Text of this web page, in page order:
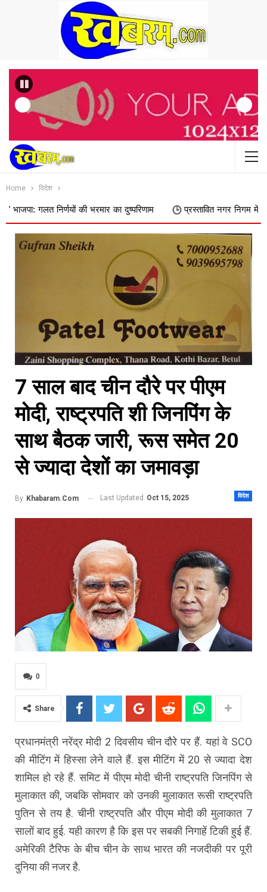
Previous
Home विदेश
की भरमार का दुष्परिणाम प्रस्तावित नगर निगम में शामिल किए
7 साल बाद चीन दौरे पर पीएम
मोदी, राष्ट्रपति शी जिनपिंग के
साथ बैठक जारी, रूस समेत 20
से ज्यादा देशों का जमावड़ा
विदेश
By Khabaram.Com Last Updated Oct 15, 2025
0
Share
प्रधानमंत्री नरेंद्र मोदी 2 दिवसीय चीन दौरे पर हैं. यहां वे SCO
की मीटिंग में हिस्सा लेने वाले हैं. इस मीटिंग में 20 से ज्यादा देश
शामिल हो रहे हैं. समिट में पीएम मोदी चीनी राष्ट्रपति जिनपिंग से
मुलाकात की, जबकि सोमवार को उनकी मुलाकात रूसी राष्ट्रपति
पुतिन से तय है. चीनी राष्ट्रपति और पीएम मोदी की मुलाकात 7
सालों बाद हुई. यही कारण है कि इस पर सबकी निगाहें टिकी हुई हैं.
अमेरिकी टैरिफ के बीच चीन के साथ भारत की नजदीकी पर पूरी
दुनिया की नजर है.